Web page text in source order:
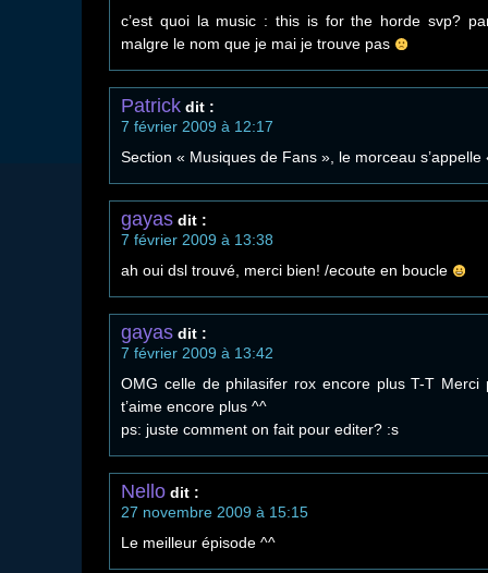
c’est quoi la music : this is for the horde svp?
malgre le nom que je mai je trouve pas
Patrick dit :
7 février 2009 à 12:17
Section « Musiques de Fans », le morceau s’appelle
gayas dit :
7 février 2009 à 13:38
ah oui dsl trouvé, merci bien! /ecoute en boucle
gayas dit :
7 février 2009 à 13:42
OMG celle de philasifer rox encore plus T-T Merci
t’aime encore plus ^^
ps: juste comment on fait pour editer? :s
Nello dit :
27 novembre 2009 à 15:15
Le meilleur épisode ^^